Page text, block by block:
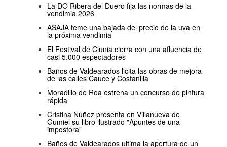
La DO Ribera del Duero fija las normas de la
vendimia 2026
ASAJA teme una bajada del precio de la uva en
la próxima vendimia
El Festival de Clunia cierra con una afluencia de
casi 5.000 espectadores
Baños de Valdearados licita las obras de mejora
de las calles Cauce y Costanilla
Moradillo de Roa estrena un concurso de pintura
rápida
Cristina Núñez presenta en Villanueva de
Gumiel su libro ilustrado "Apuntes de una
impostora"
Baños de Valdearados ultima la apertura de un